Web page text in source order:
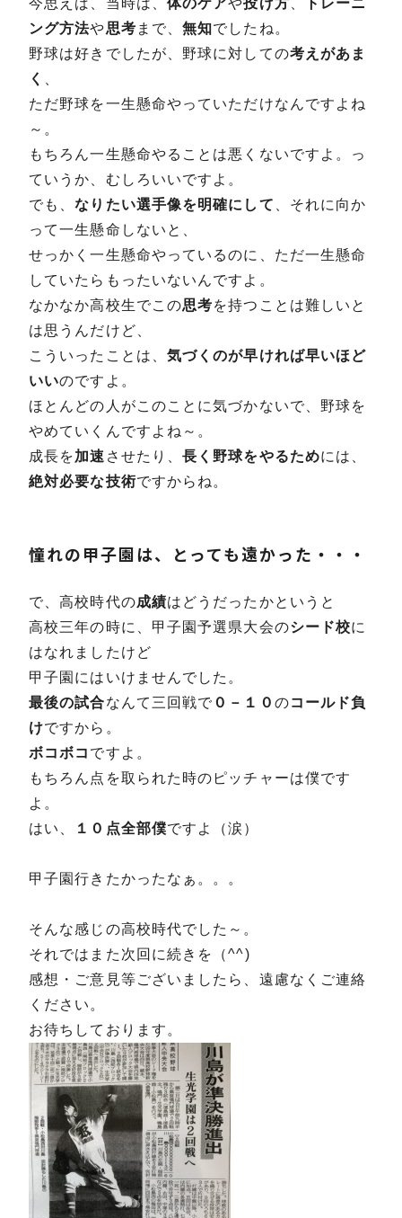
今思えば、当時は、 体のケアや投げ方
トレーニ
ング方法や思考 まで、無知でしたね。
野球は好きでしたが、野球に対しての考えがあま
く
ただ野球を一生懸命やっていただけなんですよね
～。
もちろん一生懸命やることは悪くないですよ。っ
ていうか、むしろいいですよ。
でも、なりたい選手像を明確にして 、それに向か
って一生懸命しないと、
せっかく一生懸命やっているのに、ただ一生懸命
していたらもったいないんですよ。
なかなか高校生でこの思考を持つことは難しいと
は思うんだけど、
こういったことは、 気づくのが早ければ早いほど
いいのですよ。
ほとんどの人がこのことに気づかないで、野球を
やめていくんですよね～。
成長を加速 させたり、長く野球をやるためには、
絶対必要な技術ですからね。
憧れの甲子園は、とっても遠かった・・・
で、高校時代の成績はどうだったかというと
高校三年の時に、甲子園予選県大会のシード校に
はなれましたけど
甲子園にはいけませんでした。
最後の試合なんて三回戦で ０－１０ のコールド負
けですから。
ボコボコ ですよ。
もちろん点を取られた時のピッチャーは僕です
よ。
はい、
１０点全部僕ですよ（涙）
甲子園行きたかったなぁ。。。
そんな感じの高校時代でした～。
それではまた次回に続きを（^^)
感想・ご意見等ございましたら、遠慮なくご連絡
ください。
お待ちしております。